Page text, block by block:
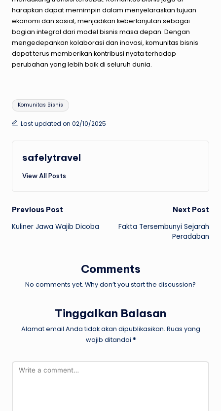
harapkan dapat memimpin dalam menyelaraskan tujuan
ekonomi dan sosial, menjadikan keberlanjutan sebagai
bagian integral dari model bisnis masa depan. Dengan
mengedepankan kolaborasi dan inovasi, komunitas bisnis
dapat terus memberikan kontribusi nyata terhadap
perubahan yang lebih baik di seluruh dunia.
Tags:
Komunitas Bisnis
Last updated on 02/10/2025
safelytravel
View All Posts
Post
navigation
Previous Post
Kuliner Jawa Wajib Dicoba
Next Post
Fakta Tersembunyi Sejarah
Peradaban
Comments
No comments yet. Why don’t you start the discussion?
Tinggalkan Balasan
Alamat email Anda tidak akan dipublikasikan. Ruas yang
wajib ditandai *